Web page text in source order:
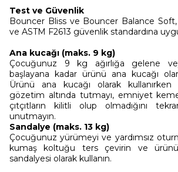
Test ve Güvenlik
Bouncer Bliss ve Bouncer Balance Soft,
ve ASTM F2613 güvenlik standardına
Ana kucağı (maks. 9 kg)
Çocuğunuz 9 kg ağırlığa gelene
başlayana kadar ürünü ana kucağı
Ürünü ana kucağı olarak kullanırken
gözetim altında tutmayı, emniyet
çıtçıtların kilitli olup olmadığını
unutmayın.
Sandalye (maks. 13 kg)
Çocuğunuz yürümeyi ve yardımsız
kumaş koltuğu ters çevirin ve
sandalyesi olarak kullanın.